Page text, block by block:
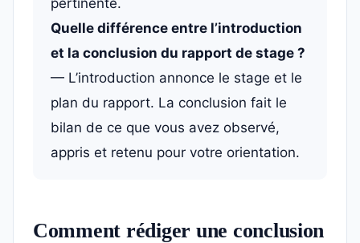
pertinente.
Quelle différence entre l’introduction
et la conclusion du rapport de stage ?
— L’introduction annonce le stage et le
plan du rapport. La conclusion fait le
bilan de ce que vous avez observé,
appris et retenu pour votre orientation.
Comment rédiger une conclusion